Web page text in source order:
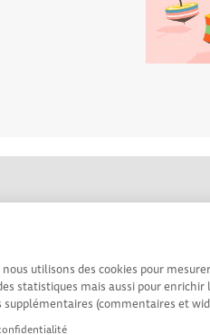
nous utilisons des cookies pour
statistiques mais aussi pour enrichir
(commentaires et